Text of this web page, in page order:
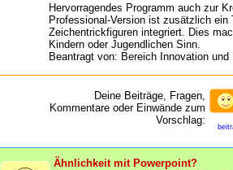
Hervorragendes Programm auch zur
Professional-Version ist zusätzlich
Zeichentrickfiguren integriert. Dies
Kindern oder Jugendlichen Sinn.
Beantragt von: Bereich Innovation und
Deine Beiträge, Fragen,
Kommentare oder Einwände zum
Vorschlag:
Ähnlichkeit mit Powerpoint?